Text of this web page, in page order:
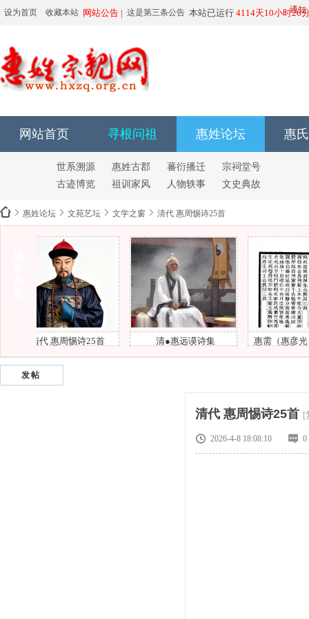
设为首页 收藏本站 本站已运行 4114天10小时26
网站公告 | 这是第三条公告
网站首页 寻根问祖 惠姓论坛 惠
世系溯源 惠姓古郡 蕃衍播迁
宗祠堂号
古迹博览
祖训家风 人物轶事 文史典故
惠姓论坛 文苑艺坛 文学之窗 清代 惠周惕诗25首
清●惠远谟诗集 惠需（惠彦光）挽词两首
发帖
清代 惠周惕诗25首 [
2026-4-8 18:08:10 0
通知
于有人恶意运用注册机批量注册账号并且发表违法广告 导致网站关闭和停运。